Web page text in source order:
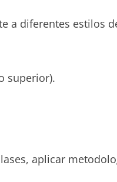
a diferentes estilos
superior).
aplicar